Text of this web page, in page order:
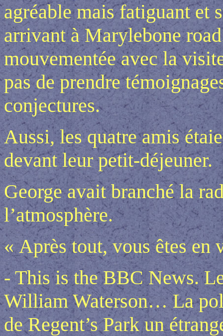
agréable mais fatiguant et
arrivant à Marylebone
mouvementée avec la
pas de prendre
conjectures.
Aussi, les quatre amis
devant leur petit-déjeuner.
George avait branché la
l’atmosphère.
« Après tout, vous êtes en
- This is the BBC News.
William Waterson… La
de Regent’s Park un